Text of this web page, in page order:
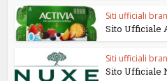
Siti ufficiali
Sito Ufficiale
Siti ufficiali
Sito Ufficiale